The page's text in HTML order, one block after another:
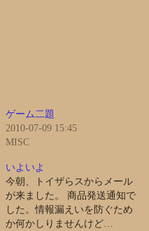
ゲーム二題
2010-07-09 15:45
MISC
いよいよ
今朝、トイザらスからメール
が来ました。 商品発送通知で
した。情報漏えいを防ぐため
か何かしりませんけど…